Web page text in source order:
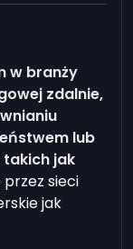
w branży
zdalnie,
lub
jak
sieci
jak